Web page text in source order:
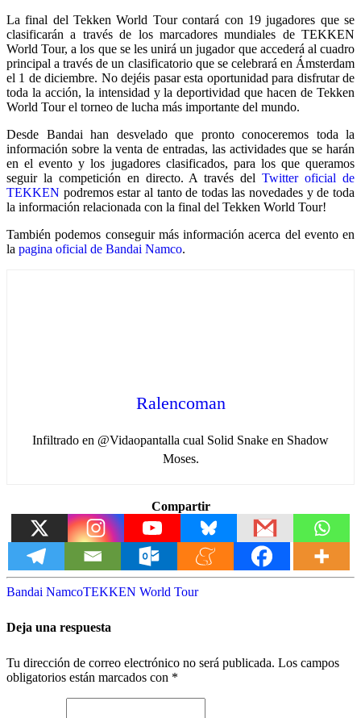
La final del Tekken World Tour contará con 19 jugadores que se
clasificarán a través de los marcadores mundiales de TEKKEN
World Tour, a los que se les unirá un jugador que accederá al cuadro
principal a través de un clasificatorio que se celebrará en Ámsterdam
el 1 de diciembre. No dejéis pasar esta oportunidad para disfrutar de
toda la acción, la intensidad y la deportividad que hacen de Tekken
World Tour el torneo de lucha más importante del mundo.
Desde Bandai han desvelado que pronto conoceremos toda la
información sobre la venta de entradas, las actividades que se harán
en el evento y los jugadores clasificados, para los que queramos
seguir la competición en directo. A través delTwitter oficial de
TEKKEN podremos estar al tanto de todas las novedades y de toda
la información relacionada con la final del Tekken World Tour!
También podemos conseguir más información acerca del evento en
la pagina oficial de Bandai Namco.
Ralencoman
Infiltrado en @Vidaopantalla cual Solid Snake en Shadow
Moses.
Compartir
Bandai NamcoTEKKEN World Tour
Deja una respuesta
Tu dirección de correo electrónico no será publicada. Los campos
obligatorios están marcados con *